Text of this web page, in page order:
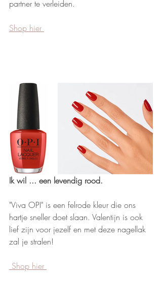
partner te verleiden.
Shop hier
Ik wil ... een levendig rood.
"Viva OPI" is een felrode kleur die ons
hartje sneller doet slaan. Valentijn is ook
lief zijn voor jezelf en met deze nagellak
zal je stralen!
Shop hier